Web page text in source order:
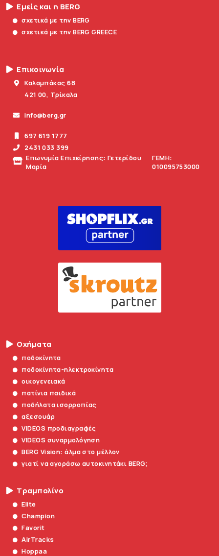
Εμείς και η BERG
σχετικά με την BERG
σχετικά με την BERG GREECE
Επικοινωνία
Καλαμπάκας 68
421 00, Τρίκαλα
info@berg.gr
697 619 1777
2431 033 399
Επωνυμία Επιχείρησης: Γετερίδου
Μαρία
ΓΕΜΗ:
010095753000
Οχήματα
ποδοκίνητα
ποδοκίνητα-ηλεκτροκίνητα
οικογενειακά
πατίνια παιδικά
ποδήλατα ισορροπίας
αξεσουάρ
VIDEOS προδιαγραφές
VIDEOS συναρμολόγηση
BERG Vision: άλμα στο μέλλον
γιατί να αγοράσω αυτοκινητάκι BERG;
Τραμπολίνο
Elite
Champion
Favorit
AirTracks
Hoppaa